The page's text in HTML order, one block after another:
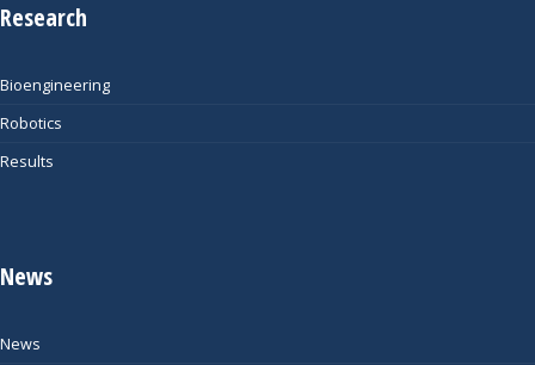
Research
Bioengineering
Robotics
Results
News
News